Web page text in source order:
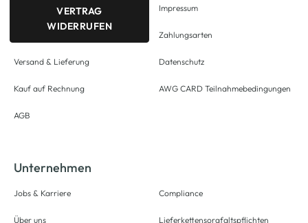
VERTRAG
WIDERRUFEN
Versand & Lieferung
Kauf auf Rechnung
AGB
Impressum
Zahlungsarten
Datenschutz
AWG CARD Teilnahmebedingungen
Unternehmen
Jobs & Karriere
Über uns
Compliance
Lieferkettensorgfaltspflichten